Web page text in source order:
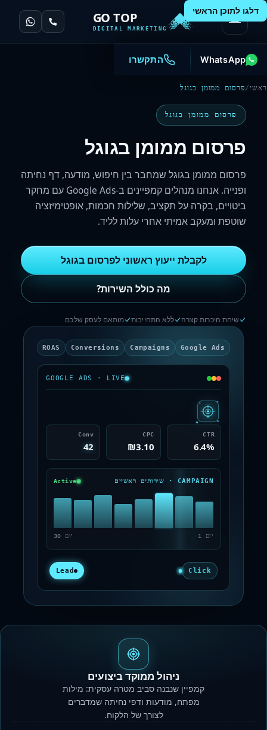
דלגו לתוכן הראשי GO TOP
DIGITAL MARKETING
WhatsApp התקשרו
ראשי/פרסום ממומן בגוגל
פרסום ממומן בגוגל
פרסום ממומן בגוגל
פרסום ממומן בגוגל שמחבר בין חיפוש, מודעה, דף נחיתה
ופנייה. אנחנו מנהלים קמפיינים ב-Google Ads עם מחקר
ביטויים, בקרה על תקציב, שלילות חכמות, אופטימיזציה
שוטפת ומעקב אמיתי אחרי עלות לליד.
לקבלת ייעוץ ראשוני לפרסום בגוגל
מה כולל השירות?
שיחת היכרות קצרה ללא התחייבות מותאם לעסק שלכם
Google Ads
Campaigns
Conversions
ROAS
GOOGLE ADS · LIVE
CTR
6.4%
CPC
₪3.10
Conv
42
CAMPAIGN · שירותים ראשיים Active
יום 1 יום 30
Click
Lead
ניהול ממוקד ביצועים
קמפיין שנבנה סביב מטרה עסקית: מילות
מפתח, מודעות ודפי נחיתה שמדברים
לצורך של הלקוח.